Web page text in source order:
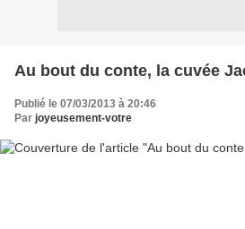
Au bout du conte, la cuvée
Publié le 07/03/2013 à 20:46
Par joyeusement-votre